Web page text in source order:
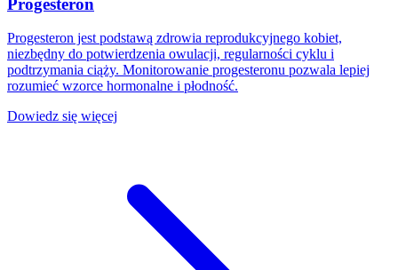
Progesteron jest podstawą zdrowia reprodukcyjnego kobiet,
niezbędny do potwierdzenia owulacji, regularności cyklu i
podtrzymania ciąży. Monitorowanie progesteronu pozwala lepiej
rozumieć wzorce hormonalne i płodność.
Dowiedz się więcej